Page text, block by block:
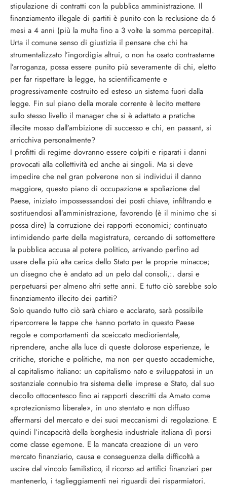
stipulazione di contratti con la pubblica amministrazione. Il
finanziamento illegale di partiti è punito con la reclusione da 6
mesi a 4 anni (più la multa fino a 3 volte la somma percepita).
Urta il comune senso di giustizia il pensare che chi ha
strumentalizzato l’ingordigia altrui, o non ha osato contrastarne
l’arroganza, possa essere punito più severamente di chi, eletto
per far rispettare la legge, ha scientificamente e
progressivamente costruito ed esteso un sistema fuori dalla
legge. Fin sul piano della morale corrente è lecito mettere
sullo stesso livello il manager che si è adattato a pratiche
illecite mosso dall’ambizione di successo e chi, en passant, si
arricchiva personalmente?
I profitti di regime dovranno essere colpiti e riparati i danni
provocati alla collettività ed anche ai singoli. Ma si deve
impedire che nel gran polverone non si individui il danno
maggiore, questo piano di occupazione e spoliazione del
Paese, iniziato impossessandosi dei posti chiave, infiltrando e
sostituendosi all’amministrazione, favorendo (è il minimo che si
possa dire) la corruzione dei rapporti economici; continuato
intimidendo parte della magistratura, cercando di sottomettere
la pubblica accusa al potere politico, arrivando perfino ad
usare della più alta carica dello Stato per le proprie minacce;
un disegno che è andato ad un pelo dal consoli,:. darsi e
perpetuarsi per almeno altri sette anni. E tutto ciò sarebbe solo
finanziamento illecito dei partiti?
Solo quando tutto ciò sarà chiaro e acclarato, sarà possibile
ripercorrere le tappe che hanno portato in questo Paese
regole e comportamenti da sceiccato mediorientale,
riprendere, anche alla luce di queste dolorose esperienze, le
critiche, storiche e politiche, ma non per questo accademiche,
al capitalismo italiano: un capitalismo nato e sviluppatosi in un
sostanziale connubio tra sistema delle imprese e Stato, dal suo
decollo ottocentesco fino ai rapporti descritti da Amato come
«protezionismo liberale», in uno stentato e non diffuso
affermarsi del mercato e dei suoi meccanismi di regolazione. E
quindi l’incapacità della borghesia industriale italiana dì porsi
come classe egemone. E la mancata creazione di un vero
mercato finanziario, causa e conseguenza della difficoltà a
uscire dal vincolo familistico, il ricorso ad artifici finanziari per
mantenerlo, i taglieggiamenti nei riguardi dei risparmiatori.